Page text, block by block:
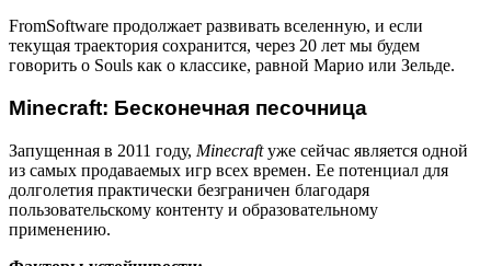
FromSoftware продолжает развивать вселенную, и если
текущая траектория сохранится, через 20 лет мы будем
говорить о Souls как о классике, равной Марио или Зельде.
Minecraft: Бесконечная песочница
Запущенная в 2011 году, Minecraftуже сейчас является одной
из самых продаваемых игр всех времен. Ее потенциал для
долголетия практически безграничен благодаря
пользовательскому контенту и образовательному
применению.